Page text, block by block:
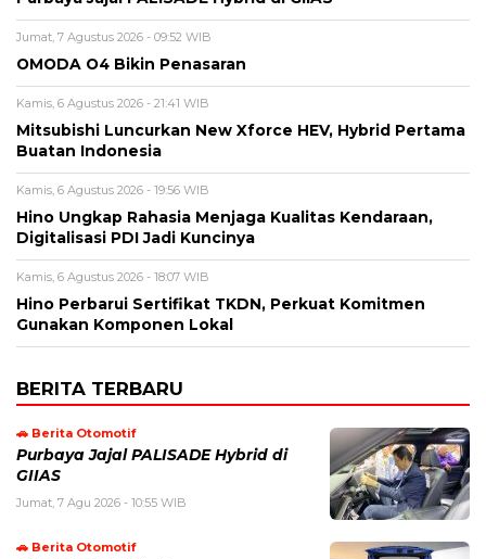
Jumat, 7 Agustus 2026 - 09:52 WIB
OMODA O4 Bikin Penasaran
Kamis, 6 Agustus 2026 - 21:41 WIB
Mitsubishi Luncurkan New Xforce HEV, Hybrid Pertama
Buatan Indonesia
Kamis, 6 Agustus 2026 - 19:56 WIB
Hino Ungkap Rahasia Menjaga Kualitas Kendaraan,
Digitalisasi PDI Jadi Kuncinya
Kamis, 6 Agustus 2026 - 18:07 WIB
Hino Perbarui Sertifikat TKDN, Perkuat Komitmen
Gunakan Komponen Lokal
BERITA TERBARU
🚗 Berita Otomotif
Purbaya Jajal PALISADE Hybrid di
GIIAS
Jumat, 7 Agu 2026 - 10:55 WIB
🚗 Berita Otomotif